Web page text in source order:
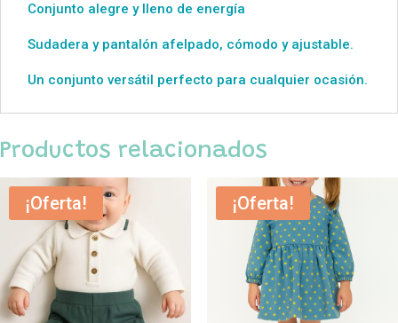
Conjunto alegre y lleno de energía
Sudadera y pantalón afelpado, cómodo y ajustable.
Un conjunto versátil perfecto para cualquier ocasión.
Productos relacionados
¡Oferta! ¡Oferta!